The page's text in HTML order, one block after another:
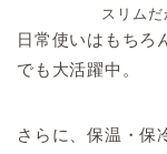
スリム
日常使いはもちろ
でも大活躍中。
さらに、保温・保